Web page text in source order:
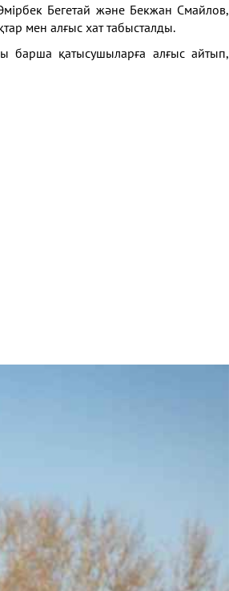
Бегетай және Бекжан Смайлов,
мен алғыс хат табысталды.
қатысушыларға алғыс айтып,